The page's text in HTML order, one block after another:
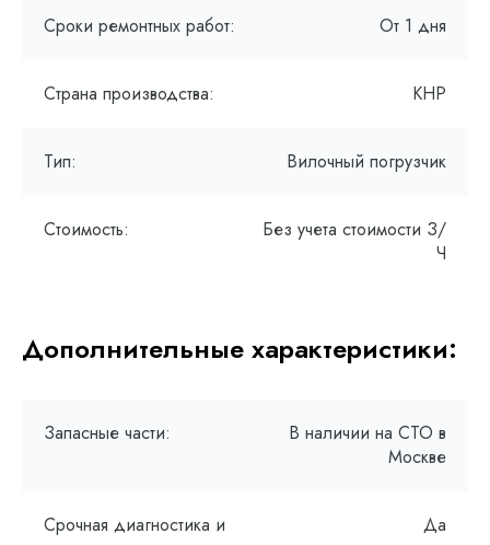
Сроки ремонтных работ: От 1 дня
Страна производства: КНР
Тип: Вилочный погрузчик
Стоимость:
Без учета стоимости З/
Ч
Дополнительные характеристики:
Запасные части:
В наличии на СТО в
Москве
Срочная диагностика и
Да